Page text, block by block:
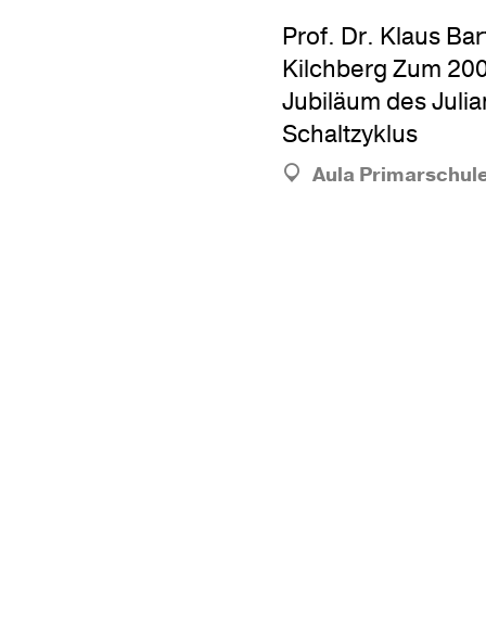
Prof. Dr. Klaus
Kilchberg Zum
Jubiläum des
Schaltzyklus
Aula